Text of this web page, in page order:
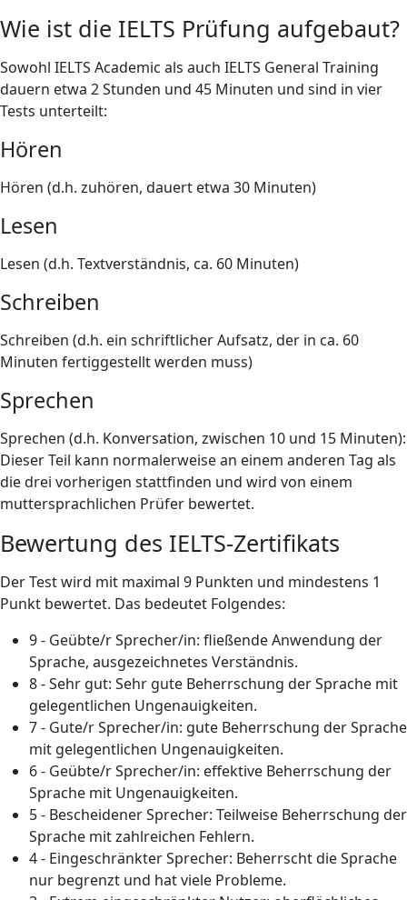
Wie ist die IELTS Prüfung aufgebaut?
Sowohl IELTS Academic als auch IELTS General Training
dauern etwa 2 Stunden und 45 Minuten und sind in vier
Tests unterteilt:
Hören
Hören (d.h. zuhören, dauert etwa 30 Minuten)
Lesen
Lesen (d.h. Textverständnis, ca. 60 Minuten)
Schreiben
Schreiben (d.h. ein schriftlicher Aufsatz, der in ca. 60
Minuten fertiggestellt werden muss)
Sprechen
Sprechen (d.h. Konversation, zwischen 10 und 15 Minuten):
Dieser Teil kann normalerweise an einem anderen Tag als
die drei vorherigen stattfinden und wird von einem
muttersprachlichen Prüfer bewertet.
Bewertung des IELTS-Zertifikats
Der Test wird mit maximal 9 Punkten und mindestens 1
Punkt bewertet. Das bedeutet Folgendes:
9 - Geübte/r Sprecher/in: fließende Anwendung der
Sprache, ausgezeichnetes Verständnis.
8 - Sehr gut: Sehr gute Beherrschung der Sprache mit
gelegentlichen Ungenauigkeiten.
7 - Gute/r Sprecher/in: gute Beherrschung der Sprache
mit gelegentlichen Ungenauigkeiten.
6 - Geübte/r Sprecher/in: effektive Beherrschung der
Sprache mit Ungenauigkeiten.
5 - Bescheidener Sprecher: Teilweise Beherrschung der
Sprache mit zahlreichen Fehlern.
4 - Eingeschränkter Sprecher: Beherrscht die Sprache
nur begrenzt und hat viele Probleme.